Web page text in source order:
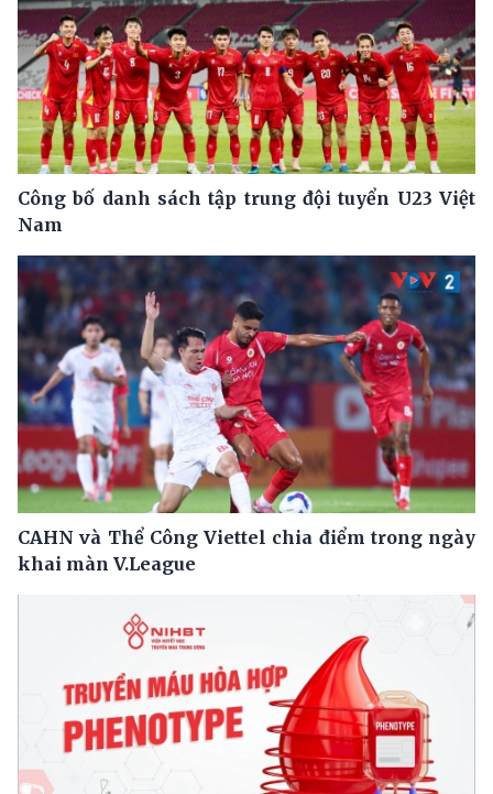
Công bố danh sách tập trung đội tuyển U23 Việt
Nam
CAHN và Thể Công Viettel chia điểm trong ngày
khai màn V.League